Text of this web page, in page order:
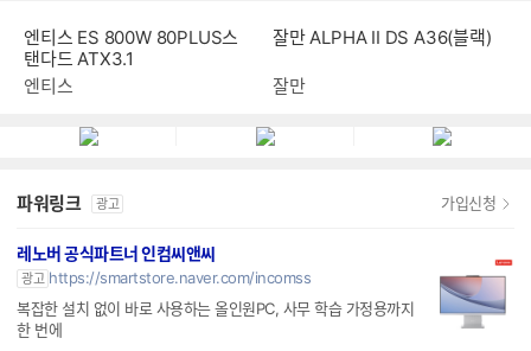
엔티스 ES 800W 80PLUS스
탠다드 ATX3.1
엔티스
잘만 ALPHA II DS A36(블랙)
잘만
파워링크 광고 가입신청
레노버 공식파트너 인컴씨앤씨
광고 https://smartstore.naver.com/incomss
복잡한 설치 없이 바로 사용하는 올인원PC, 사무 학습 가정용까지
한 번에